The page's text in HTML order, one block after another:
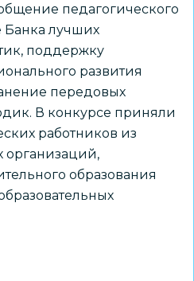
педагогического
лучших
поддержку
развития
передовых
В конкурсе приняли
работников из
организаций,
образования